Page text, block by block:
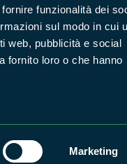
funzionalità dei
sul modo in cui
web, pubblicità e social
fornito loro o che hanno
Marketing
in Campo
Accessibilità Privacy